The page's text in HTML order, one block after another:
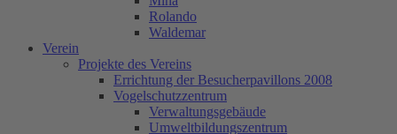
Rolando
Waldemar
Verein
Projekte des Vereins
Errichtung der Besucherpavillons 2008
Vogelschutzzentrum
Verwaltungsgebäude
Umweltbildungszentrum